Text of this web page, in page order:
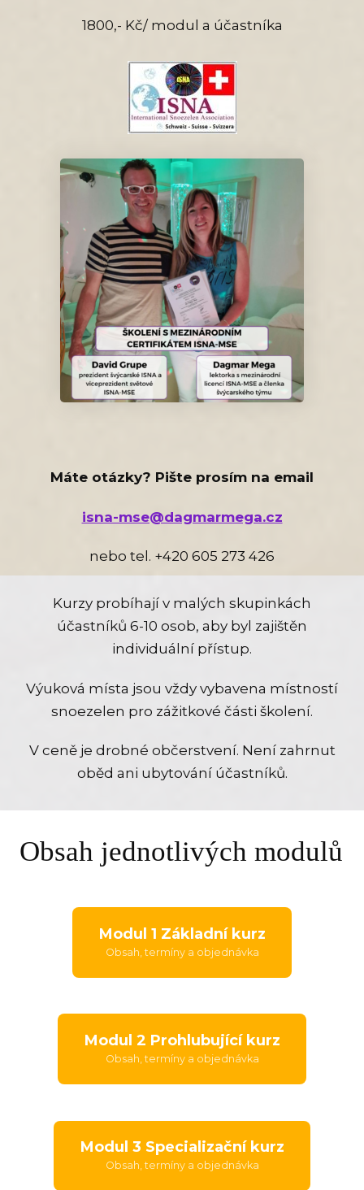
1800,- Kč/ modul a účastníka
Máte otázky? Pište prosím na email
isna-mse@dagmarmega.cz
nebo tel. +420 605 273 426
Kurzy probíhají v malých skupinkách
účastníků 6-10 osob, aby byl zajištěn
individuální přístup.
Výuková místa jsou vždy vybavena místností
snoezelen pro zážitkové části školení.
V ceně je drobné občerstvení. Není zahrnut
oběd ani ubytování účastníků.
Obsah jednotlivých modulů
Modul 1 Základní kurz
Obsah, termíny a objednávka
Modul 2 Prohlubující kurz
Obsah, termíny a objednávka
Modul 3 Specializační kurz
Obsah, termíny a objednávka